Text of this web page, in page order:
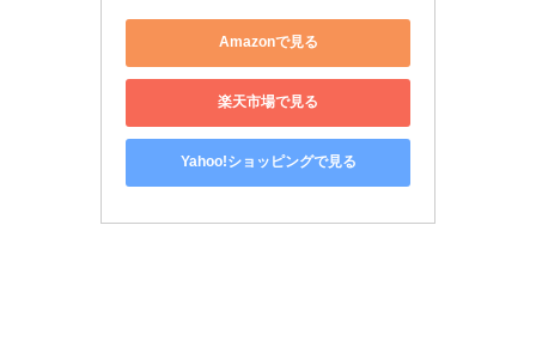
Amazonで見る
楽天市場で見る
Yahoo!ショッピングで見る